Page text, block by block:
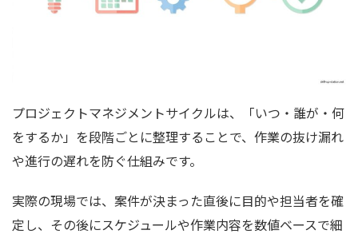
プロジェクトマネジメントサイクルは、「いつ・誰が・何
をするか」を段階ごとに整理することで、作業の抜け漏れ
や進行の遅れを防ぐ仕組みです。
実際の現場では、案件が決まった直後に目的や担当者を確
定し、その後にスケジュールや作業内容を数値ベースで細